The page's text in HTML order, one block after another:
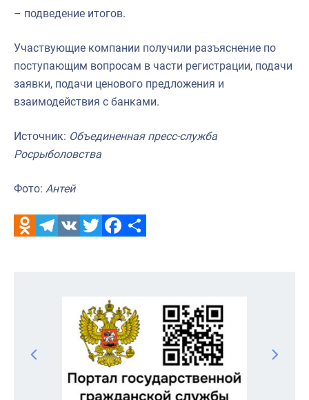
– подведение итогов.
Участвующие компании получили разъяснение по
поступающим вопросам в части регистрации, подачи
заявки, подачи ценового предложения и
взаимодействия с банками.
Источник: Объединенная пресс-служба
Росрыболовства
Фото: Антей